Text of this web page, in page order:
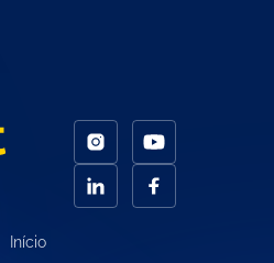
Início